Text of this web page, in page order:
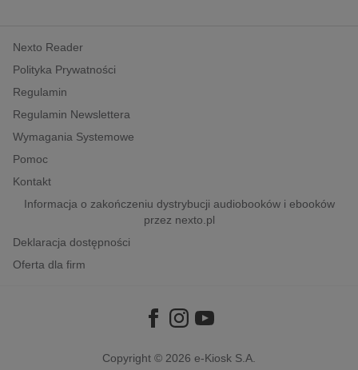
polityka, społeczno-informacyjne
psychologiczne
inne
popularno-naukowe
historia
Nexto Reader
Polityka Prywatności
Regulamin
Regulamin Newslettera
Wymagania Systemowe
Pomoc
Kontakt
Informacja o zakończeniu dystrybucji audiobooków i ebooków
przez nexto.pl
Deklaracja dostępności
Oferta dla firm
Copyright © 2026 e-Kiosk S.A.